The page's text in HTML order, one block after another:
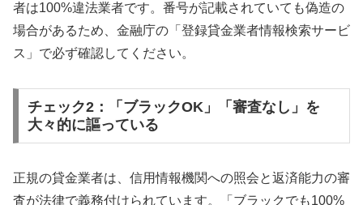
者は100%違法業者です。番号が記載されていても偽造の
場合があるため、金融庁の「登録貸金業者情報検索サービ
ス」で必ず確認してください。
チェック2：「ブラックOK」「審査なし」を
大々的に謳っている
正規の貸金業者は、信用情報機関への照会と返済能力の審
査が法律で義務付けられています。「ブラックでも100%